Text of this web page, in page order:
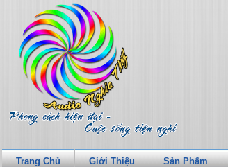
Trang Chủ Giới Thiệu Sản Phẩm